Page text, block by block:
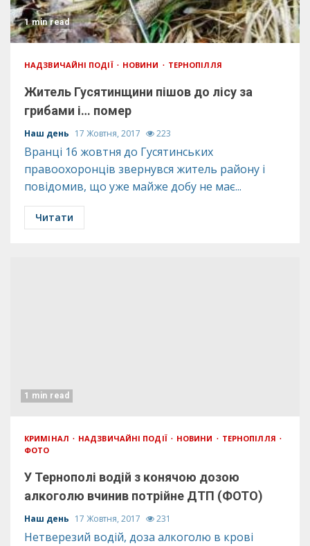
1 min read
НАДЗВИЧАЙНІ ПОДІЇ НОВИНИ ТЕРНОПІЛЛЯ
Житель Гусятинщини пішов до лісу за
грибами і… помер
Наш день 17 Жовтня, 2017 223
Вранці 16 жовтня до Гусятинських
правоохоронців звернувся житель району і
повідомив, що уже майже добу не має...
Читати
1 min read
КРИМІНАЛ НАДЗВИЧАЙНІ ПОДІЇ НОВИНИ
ТЕРНОПІЛЛЯ
ФОТО
У Тернополі водій з конячою дозою
алкоголю вчинив потрійне ДТП (ФОТО)
Наш день 17 Жовтня, 2017 231
Нетверезий водій, доза алкоголю в крові